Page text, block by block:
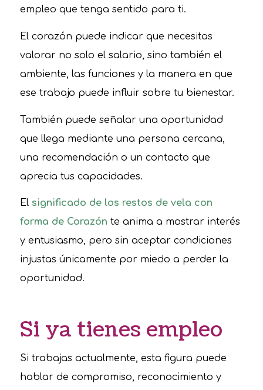
empleo que tenga sentido para ti.
El corazón puede indicar que necesitas
valorar no solo el salario, sino también el
ambiente, las funciones y la manera en que
ese trabajo puede influir sobre tu bienestar.
También puede señalar una oportunidad
que llega mediante una persona cercana,
una recomendación o un contacto que
aprecia tus capacidades.
El significado de los restos de vela con
forma de Corazón te anima a mostrar interés
y entusiasmo, pero sin aceptar condiciones
injustas únicamente por miedo a perder la
oportunidad.
Si ya tienes empleo
Si trabajas actualmente, esta figura puede
hablar de compromiso, reconocimiento y